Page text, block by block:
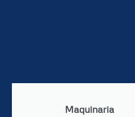
Maquinaria